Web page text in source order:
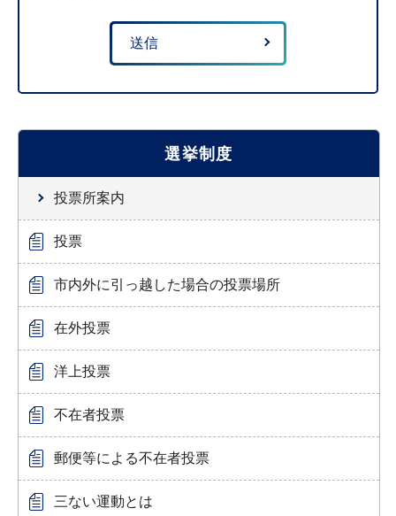
選挙制度
投票所案内
投票
市内外に引っ越した場合の投票場所
在外投票
洋上投票
不在者投票
郵便等による不在者投票
三ない運動とは